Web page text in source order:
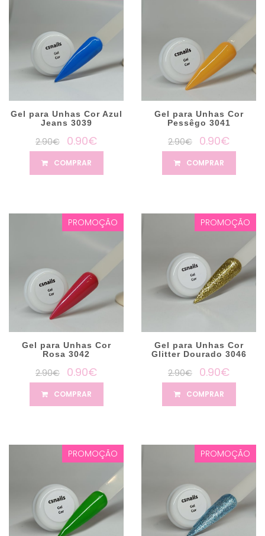
Gel para Unhas Cor Azul
Jeans 3039
2.90€ 0.90€
COMPRAR
Gel para Unhas Cor
Pessêgo 3041
2.90€ 0.90€
COMPRAR
PROMOÇÃO
Gel para Unhas Cor
Rosa 3042
2.90€ 0.90€
COMPRAR
PROMOÇÃO
Gel para Unhas Cor
Glitter Dourado 3046
2.90€ 0.90€
COMPRAR
PROMOÇÃO PROMOÇÃO